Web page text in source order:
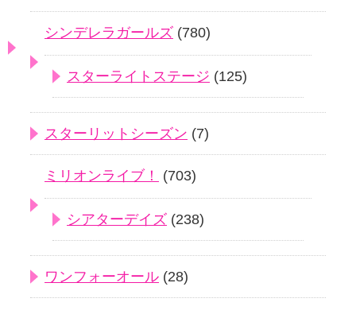
シンデレラガールズ (780)
スターライトステージ (125)
スターリットシーズン (7)
ミリオンライブ！ (703)
シアターデイズ (238)
ワンフォーオール (28)